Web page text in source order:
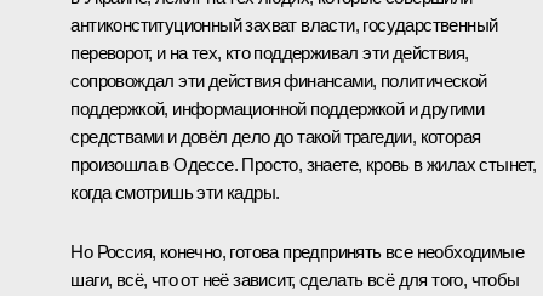
антиконституционный захват власти, государственный
переворот, и на тех, кто поддерживал эти действия,
сопровождал эти действия финансами, политической
поддержкой, информационной поддержкой и другими
средствами и довёл дело до такой трагедии, которая
произошла в Одессе. Просто, знаете, кровь в жилах стынет,
когда смотришь эти кадры.
Но Россия, конечно, готова предпринять все необходимые
шаги, всё, что от неё зависит, сделать всё для того, чтобы